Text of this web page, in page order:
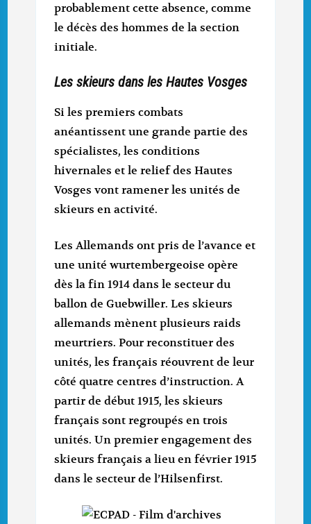
probablement cette absence, comme
le décès des hommes de la section
initiale.
Les skieurs dans les Hautes Vosges
Si les premiers combats
anéantissent une grande partie des
spécialistes, les conditions
hivernales et le relief des Hautes
Vosges vont ramener les unités de
skieurs en activité.
Les Allemands ont pris de l’avance et
une unité wurtembergeoise opère
dès la fin 1914 dans le secteur du
ballon de Guebwiller. Les skieurs
allemands mènent plusieurs raids
meurtriers. Pour reconstituer des
unités, les français réouvrent de leur
côté quatre centres d’instruction. A
partir de début 1915, les skieurs
français sont regroupés en trois
unités. Un premier engagement des
skieurs français a lieu en février 1915
dans le secteur de l’Hilsenfirst.